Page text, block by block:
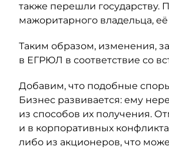
также перешли государству.
мажоритарного владельца,
Таким образом, изменения,
в ЕГРЮЛ в соответствие со
Добавим, что подобные
Бизнес развивается: ему
из способов их получения.
и в корпоративных
либо из акционеров, что